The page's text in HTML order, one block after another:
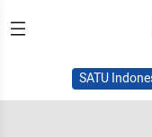
SATU